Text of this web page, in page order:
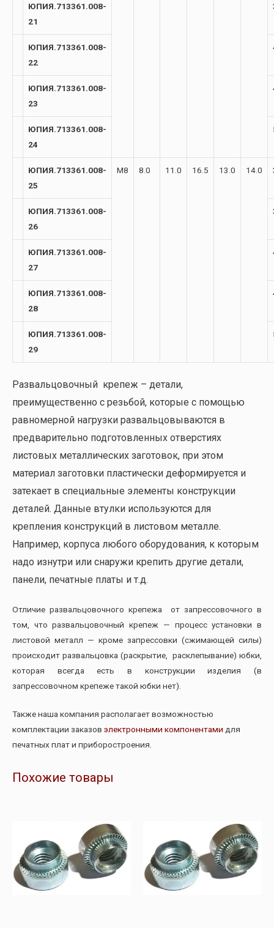
ЮПИЯ.713361.008-
21
ЮПИЯ.713361.008-
22
ЮПИЯ.713361.008-
23
ЮПИЯ.713361.008-
24
ЮПИЯ.713361.008-
25
М8 8.0 11.0 16.5 13.0 14.0
ЮПИЯ.713361.008-
26
ЮПИЯ.713361.008-
27
ЮПИЯ.713361.008-
28
ЮПИЯ.713361.008-
29
Развальцовочный крепеж – детали,
преимущественно с резьбой, которые с помощью
равномерной нагрузки развальцовываются в
предварительно подготовленных отверстиях
листовых металлических заготовок, при этом
материал заготовки пластически деформируется и
затекает в специальные элементы конструкции
деталей. Данные втулки используются для
крепления конструкций в листовом металле.
Например, корпуса любого оборудования, к которым
надо изнутри или снаружи крепить другие детали,
панели, печатные платы и т.д.
Отличие развальцовочного крепежа от запрессовочного в
том, что развальцовочный крепеж — процесс установки в
листовой металл — кроме запрессовки (сжимающей силы)
происходит развальцовка (раскрытие, расклепывание) юбки,
которая всегда есть в конструкции изделия (в
запрессовочном крепеже такой юбки нет).
Также наша компания располагает возможностью
комплектации заказов электронными компонентами для
печатных плат и приборостроения.
Похожие товары